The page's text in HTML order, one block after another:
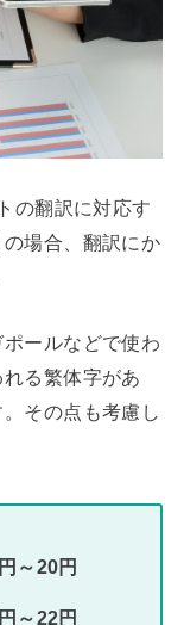
の翻訳に対応す
場合、翻訳にか
ールなどで使わ
る繁体字があ
その点も考慮し
～20円
～22円